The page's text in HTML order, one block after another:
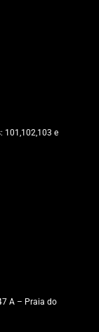
101,102,103 e
A – Praia do